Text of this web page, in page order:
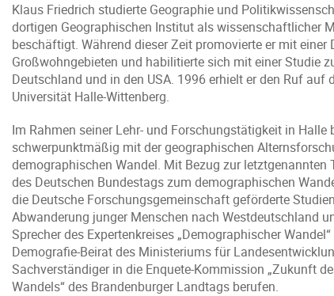
Klaus Friedrich studierte Geographie und
dortigen Geographischen Institut als wissenschaftlicher
beschäftigt. Während dieser Zeit promovierte er mit
Großwohngebieten und habilitierte sich mit einer Studie
Deutschland und in den USA. 1996 erhielt er den Ruf
Universität Halle-Wittenberg.
Im Rahmen seiner Lehr- und Forschungstätigkeit in
schwerpunktmäßig mit der geographischen
demographischen Wandel. Mit Bezug zur
des Deutschen Bundestags zum demographischen
die Deutsche Forschungsgemeinschaft geförderte
Abwanderung junger Menschen nach Westdeutschland
Sprecher des Expertenkreises „Demographischer
Demografie-Beirat des Ministeriums für
Sachverständiger in die Enquete-Kommission „Zukunft
Wandels“ des Brandenburger Landtags berufen.